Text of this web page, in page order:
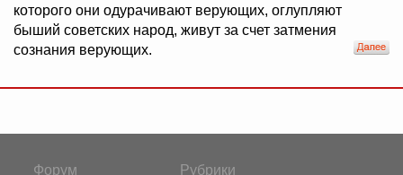
которого они одурачивают верующих, оглупляют
быший советских народ, живут за счет затмения
сознания верующих.
Форум
Рубрики